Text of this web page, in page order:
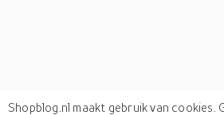
Shopblog.nl maakt gebruik van cookies.